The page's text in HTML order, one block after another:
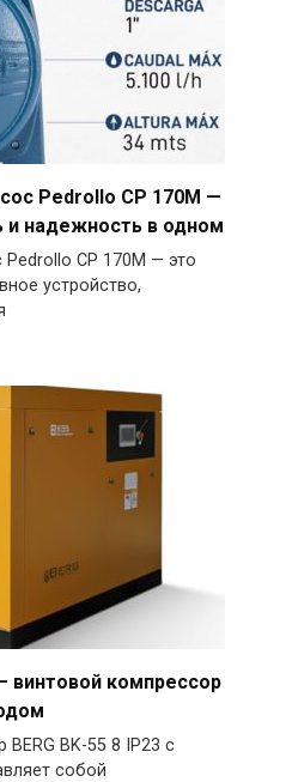
Pedrollo CP 170M —
и надежность в одном
CP 170M — это
устройство,
винтовой компрессор
BK-55 8 IP23 с
собой